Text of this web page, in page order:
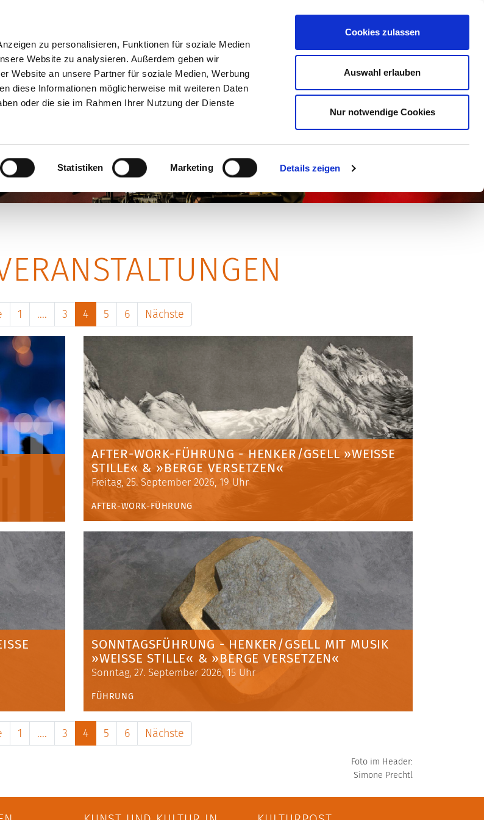
zu personalisieren, Funktionen für soziale Medien
Website zu analysieren. Außerdem geben wir
Website an unsere Partner für soziale Medien, Werbung
diese Informationen möglicherweise mit weiteren Daten
oder die sie im Rahmen Ihrer Nutzung der Dienste
Statistiken Marketing Details zeigen
Cookies zulassen
Auswahl erlauben
Nur notwendige Cookies
WERKSTATT ÜBER UNS
1 .... 3 4 5 6 Nächste
AFTER-WORK-FÜHRUNG - HENKER/GSELL »WEISSE S
TILLE« & »BERGE VERSETZEN«
Freitag, 25. September 2026, 19 Uhr
AFTER-WORK-FÜHRUNG
S
SONNTAGSFÜHRUNG - HENKER/GSELL MIT MUSIK
»WEISSE STILLE« & »BERGE VERSETZEN«
Sonntag, 27. September 2026, 15 Uhr
FÜHRUNG
1 .... 3 4 5 6 Nächste
Foto im Header:
Simone Prechtl